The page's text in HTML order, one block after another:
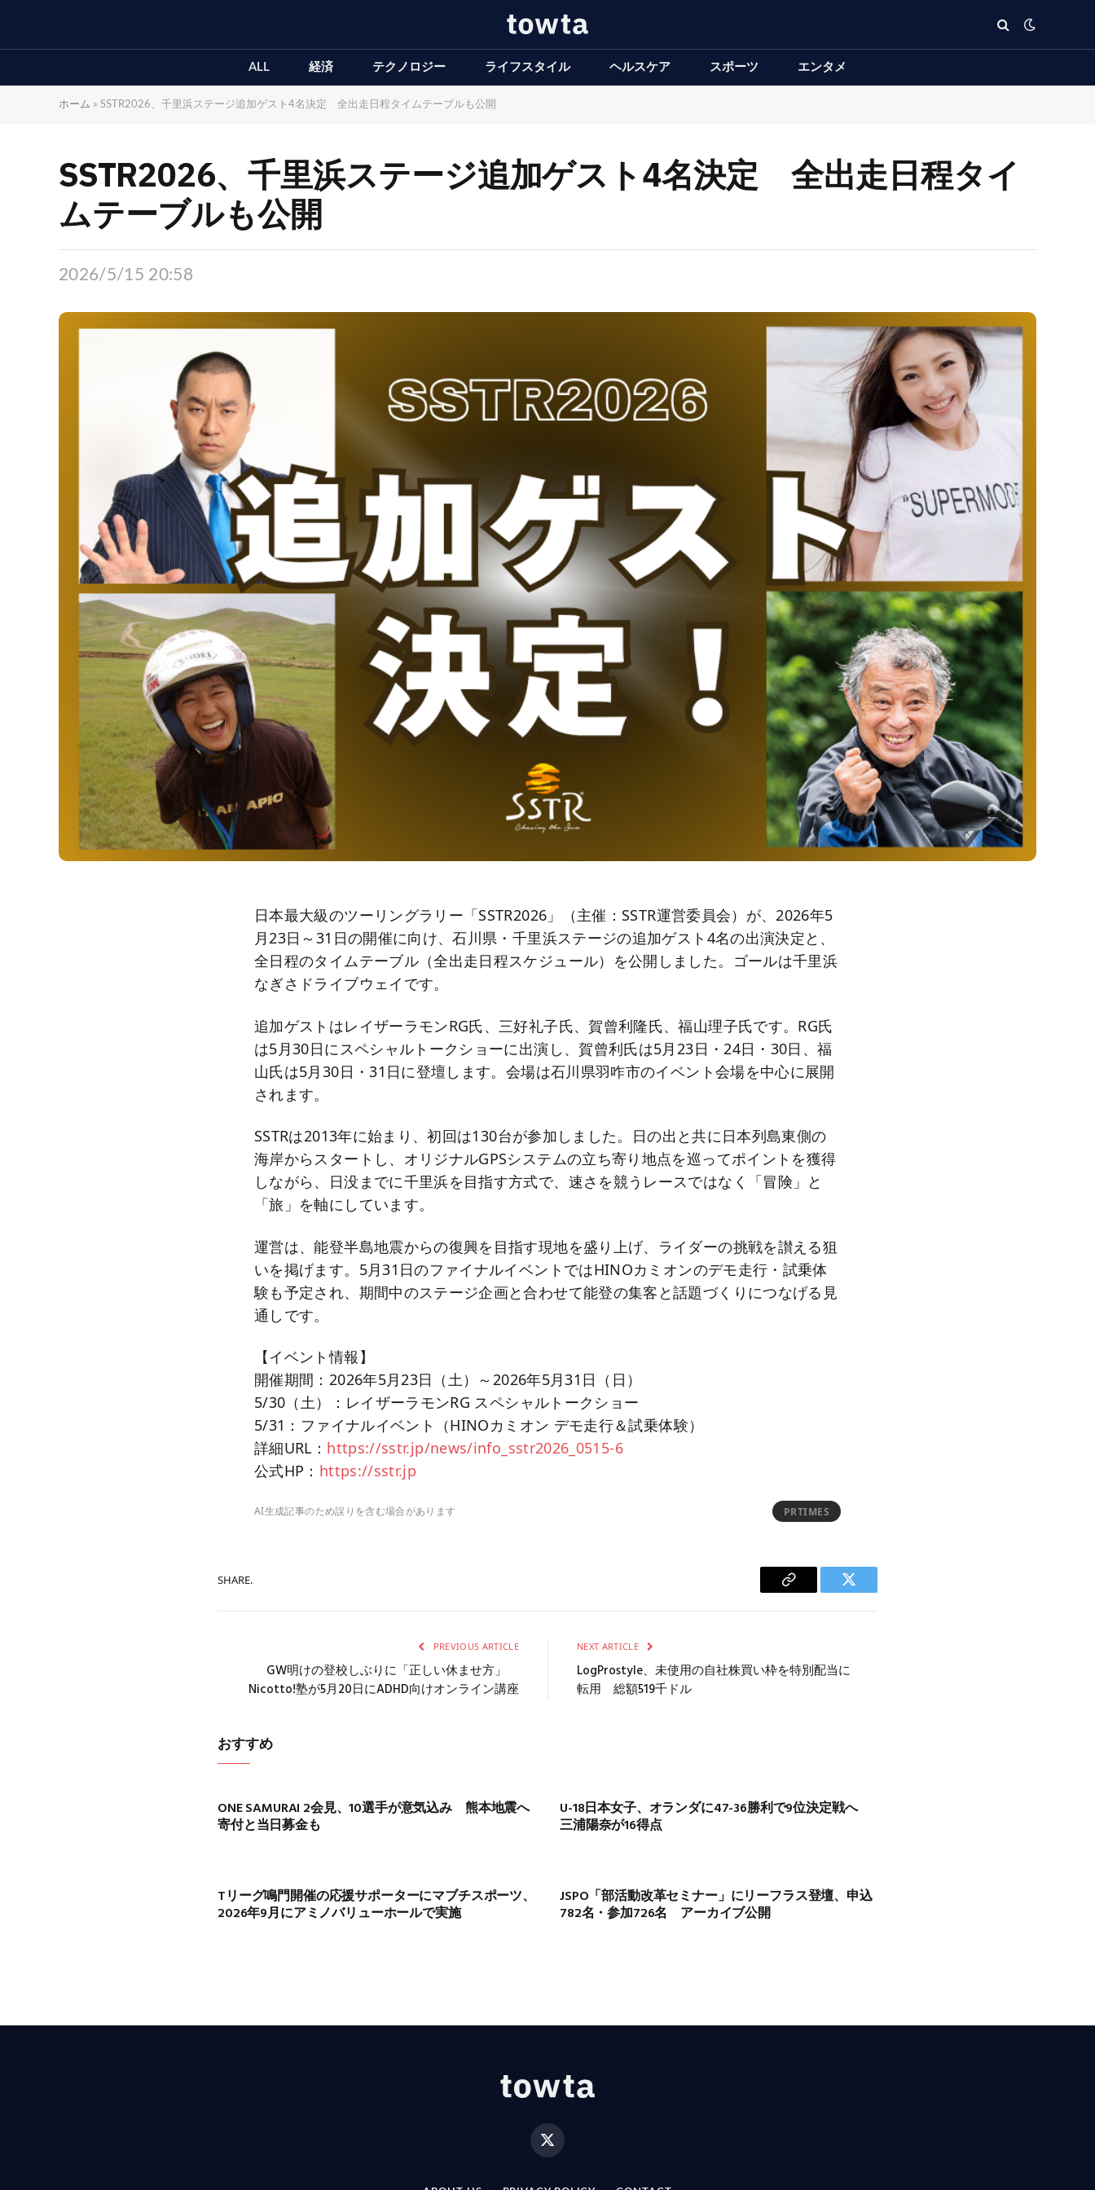
ALL 経済 テクノロジー ライフスタイル ヘルスケア スポーツ エンタメ
ホーム » SSTR2026、千里浜ステージ追加ゲスト4名決定 全出走日程タイムテーブルも公開
SSTR2026、千里浜ステージ追加ゲスト4名決定 全出走日程タイ
ムテーブルも公開
2026/5/15 20:58
日本最大級のツーリングラリー「SSTR2026」（主催：SSTR運営委員会）が、2026年5
月23日～31日の開催に向け、石川県・千里浜ステージの追加ゲスト4名の出演決定と、
全日程のタイムテーブル（全出走日程スケジュール）を公開しました。ゴールは千里浜
なぎさドライブウェイです。
追加ゲストはレイザーラモンRG氏、三好礼子氏、賀曾利隆氏、福山理子氏です。RG氏
は5月30日にスペシャルトークショーに出演し、賀曾利氏は5月23日・24日・30日、福
山氏は5月30日・31日に登壇します。会場は石川県羽咋市のイベント会場を中心に展開
されます。
SSTRは2013年に始まり、初回は130台が参加しました。日の出と共に日本列島東側の
海岸からスタートし、オリジナルGPSシステムの立ち寄り地点を巡ってポイントを獲得
しながら、日没までに千里浜を目指す方式で、速さを競うレースではなく「冒険」と
「旅」を軸にしています。
運営は、能登半島地震からの復興を目指す現地を盛り上げ、ライダーの挑戦を讃える狙
いを掲げます。5月31日のファイナルイベントではHINOカミオンのデモ走行・試乗体
験も予定され、期間中のステージ企画と合わせて能登の集客と話題づくりにつなげる見
通しです。
【イベント情報】
開催期間：2026年5月23日（土）～2026年5月31日（日）
5/30（土）：レイザーラモンRG スペシャルトークショー
5/31：ファイナルイベント（HINOカミオン デモ走行＆試乗体験）
詳細URL： https://sstr.jp/news/info_sstr2026_0515-6
公式HP： https://sstr.jp
AI生成記事のため誤りを含む場合があります PRTIMES
SHARE.
Copy
Twitter
PREVIOUS ARTICLE
GW明けの登校しぶりに「正しい休ませ方」
Nicotto!塾が5月20日にADHD向けオンライン講座
NEXT ARTICLE
LogProstyle、未使用の自社株買い枠を特別配当に
転用 総額519千ドル
おすすめ
ONE SAMURAI 2会見、10選手が意気込み 熊本地震へ
寄付と当日募金も
U-18日本女子、オランダに47-36勝利で9位決定戦へ
三浦陽奈が16得点
Tリーグ鳴門開催の応援サポーターにマブチスポーツ、
2026年9月にアミノバリューホールで実施
JSPO「部活動改革セミナー」にリーフラス登壇、申込
782名・参加726名 アーカイブ公開
X
(Twitter)